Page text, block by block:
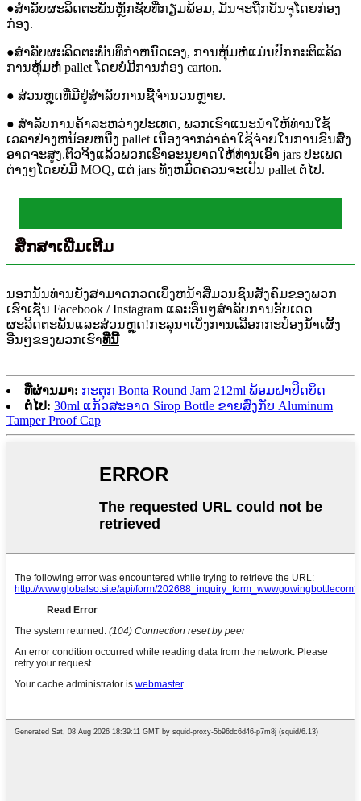
●ສໍາລັບຜະລິດຕະພັນຫຼັກຊັບທີ່ກຽມພ້ອມ, ມັນຈະຖືກບັນຈຸໂດຍກ່ອງ
ກ່ອງ.
●ສໍາລັບຜະລິດຕະພັນທີ່ກໍາຫນົດເອງ, ການຫຸ້ມຫໍ່ແມ່ນປົກກະຕິແລ້ວ
ການຫຸ້ມຫໍ່ pallet ໂດຍບໍ່ມີການກ່ອງ carton.
● ສ່ວນຫຼຸດທີ່ມີຢູ່ສໍາລັບການຊື້ຈໍານວນຫຼາຍ.
● ສໍາລັບການຄ້າລະຫວ່າງປະເທດ, ພວກເຮົາແນະນໍາໃຫ້ທ່ານໃຊ້
ເວລາຢ່າງຫນ້ອຍຫນຶ່ງ pallet ເນື່ອງຈາກວ່າຄ່າໃຊ້ຈ່າຍໃນການຂົນສົ່ງ
ອາດຈະສູງ.ຕົວຈິງແລ້ວພວກເຮົາອະນຸຍາດໃຫ້ທ່ານເອົາ jars ປະເພດ
ຕ່າງໆໂດຍບໍ່ມີ MOQ, ແຕ່ jars ທັງຫມົດຄວນຈະເປັນ pallet ຕໍ່ໄປ.
ສຶກສາເພີ່ມເຕີມ
ນອກນັ້ນທ່ານຍັງສາມາດກວດເບິ່ງຫນ້າສື່ມວນຊົນສັງຄົມຂອງພວກ
ເຮົາເຊັ່ນ Facebook / Instagram ແລະອື່ນໆສໍາລັບການອັບເດດ
ຜະລິດຕະພັນແລະສ່ວນຫຼຸດ!ກະລຸນາເບິ່ງການເລືອກກະປ໋ອງນໍ້າເຜິ້ງ
ອື່ນໆຂອງພວກເຮົາທີ່ນີ້
ທີ່ຜ່ານມາ: ກະຕຸກ Bonta Round Jam 212ml ພ້ອມຝາປິດບິດ
ຕໍ່ໄປ: 30ml ແກ້ວສະອາດ Sirop Bottle ຂາຍສົ່ງກັບ Aluminum
Tamper Proof Cap